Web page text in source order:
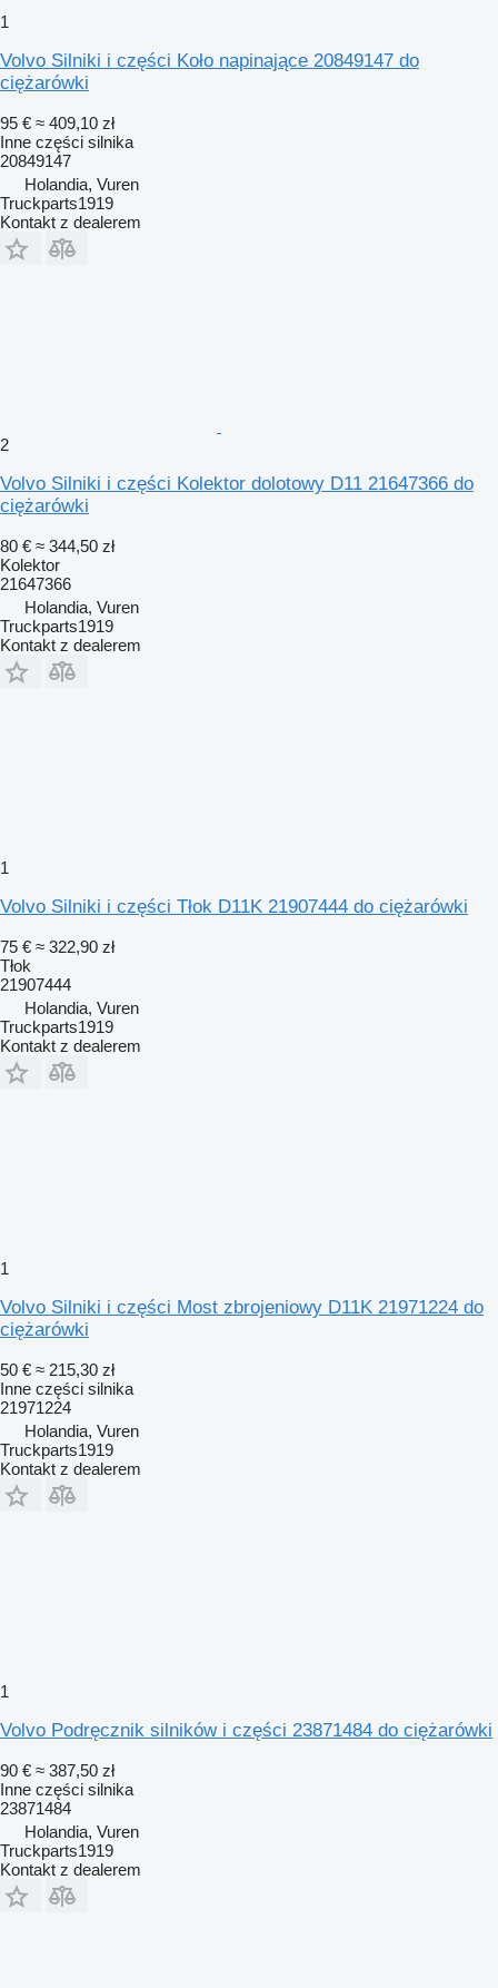
1
Volvo Silniki i części Koło napinające 20849147 do
ciężarówki
95 € ≈ 409,10 zł
Inne części silnika
20849147
Holandia, Vuren
Truckparts1919
Kontakt z dealerem
2
Volvo Silniki i części Kolektor dolotowy D11 21647366 do
ciężarówki
80 € ≈ 344,50 zł
Kolektor
21647366
Holandia, Vuren
Truckparts1919
Kontakt z dealerem
1
Volvo Silniki i części Tłok D11K 21907444 do ciężarówki
75 € ≈ 322,90 zł
Tłok
21907444
Holandia, Vuren
Truckparts1919
Kontakt z dealerem
1
Volvo Silniki i części Most zbrojeniowy D11K 21971224 do
ciężarówki
50 € ≈ 215,30 zł
Inne części silnika
21971224
Holandia, Vuren
Truckparts1919
Kontakt z dealerem
1
Volvo Podręcznik silników i części 23871484 do ciężarówki
90 € ≈ 387,50 zł
Inne części silnika
23871484
Holandia, Vuren
Truckparts1919
Kontakt z dealerem